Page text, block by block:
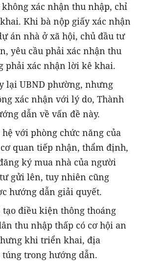
xác nhận thu nhập, chỉ
Khi bà nộp giấy xác nhận
án nhà ở xã hội, chủ đầu tư
yêu cầu phải xác nhận thu
phải xác nhận lời kê khai.
lại UBND phường, nhưng
xác nhận với lý do, Thành
dẫn về vấn đề này.
với phòng chức năng của
quan tiếp nhận, thẩm định,
ký mua nhà của người
gửi lên, tuy nhiên cũng
hướng dẫn giải quyết.
tạo điều kiện thông thoáng
thu nhập thấp có cơ hội an
khi triển khai, địa
trong hướng dẫn.